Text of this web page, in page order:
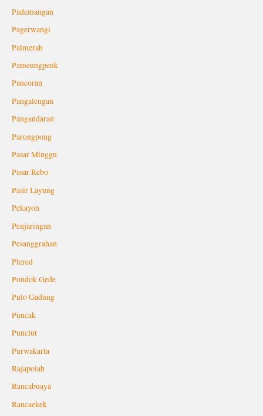
Pademangan
Pagerwangi
Palmerah
Pameungpeuk
Pancoran
Pangalengan
Pangandaran
Parongpong
Pasar Minggu
Pasar Rebo
Pasir Layung
Pekayon
Penjaringan
Pesanggrahan
Plered
Pondok Gede
Pulo Gadung
Puncak
Punclut
Purwakarta
Rajapolah
Rancabuaya
Rancaekek